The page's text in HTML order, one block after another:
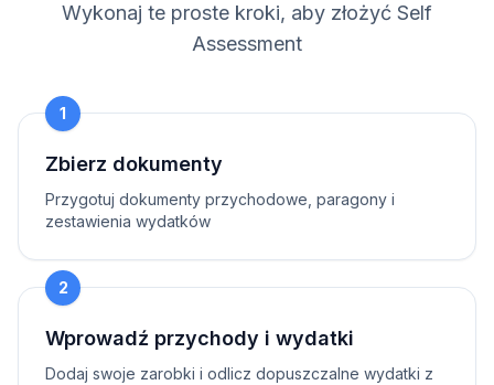
Wykonaj te proste kroki, aby złożyć Self
Assessment
1
Zbierz dokumenty
Przygotuj dokumenty przychodowe, paragony i
zestawienia wydatków
2
Wprowadź przychody i wydatki
Dodaj swoje zarobki i odlicz dopuszczalne wydatki z